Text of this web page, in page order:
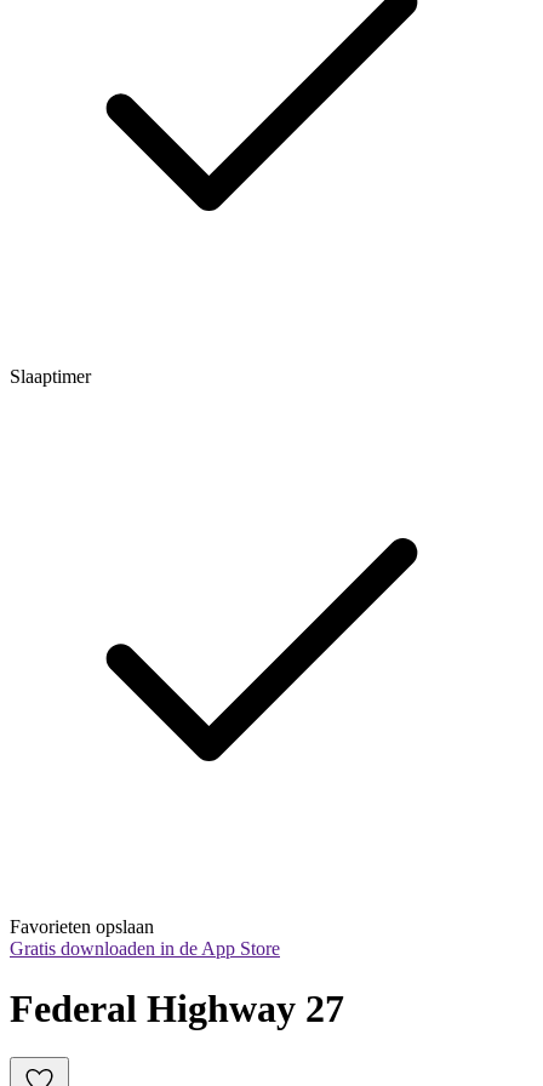
Slaaptimer
Favorieten opslaan
Gratis downloaden in de App Store
Federal Highway 27